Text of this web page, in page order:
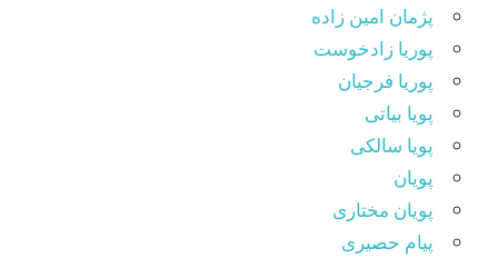
پژمان امین زاده
پوریا زادخوست
پوریا فرجیان
پویا بیاتی
پویا سالکی
پویان
پویان مختاری
پیام حصیری